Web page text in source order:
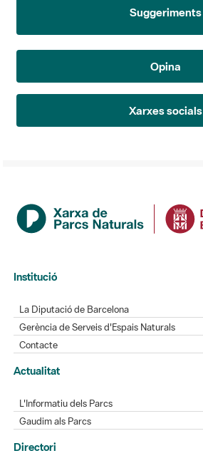
Suggeriments
Opina
Xarxes socials
Institució
La Diputació de Barcelona
Gerència de Serveis d'Espais Naturals
Contacte
Actualitat
L'Informatiu dels Parcs
Gaudim als Parcs
Directori